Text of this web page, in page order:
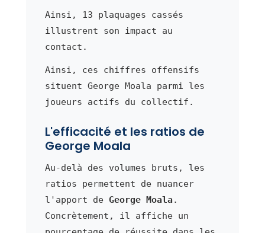
Ainsi, 13 plaquages cassés
illustrent son impact au
contact.
Ainsi, ces chiffres offensifs
situent George Moala parmi les
joueurs actifs du collectif.
L'efficacité et les ratios de
George Moala
Au-delà des volumes bruts, les
ratios permettent de nuancer
l'apport de George Moala .
Concrètement, il affiche un